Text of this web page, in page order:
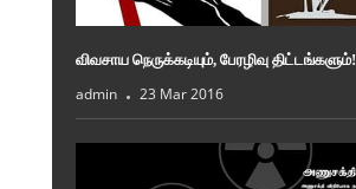
விவசாய நெருக்கடியும், பேரழிவு திட்டங்களும்!
admin 23 Mar 2016